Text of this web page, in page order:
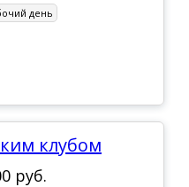
день
клубом
руб.